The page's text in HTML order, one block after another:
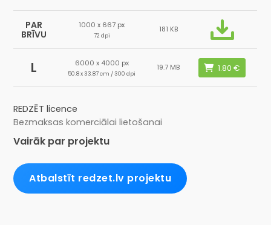
PAR
BRĪVU
1000 x 667 px
72 dpi
181 KB
L 6000 x 4000 px
50.8 x 33.87 cm / 300 dpi
19.7 MB
REDZĒT licence
Bezmaksas komerciālai lietošanai
Vairāk par projektu
Atbalstīt redzet.lv projektu